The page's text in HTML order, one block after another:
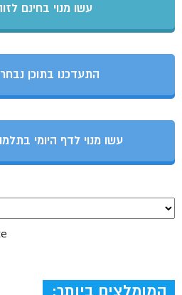
עשו מנוי בחינם
התעדכנו בתוכן
עשו מנוי לדף היומי